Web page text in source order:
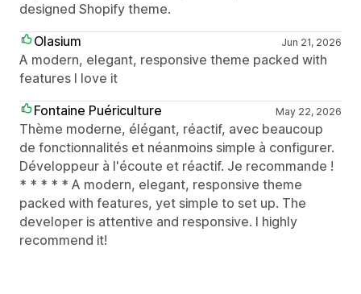
designed Shopify theme.
Olasium
Jun 21, 2026
A modern, elegant, responsive theme packed with
features I love it
Fontaine Puériculture
May 22, 2026
Thème moderne, élégant, réactif, avec beaucoup
de fonctionnalités et néanmoins simple à configurer.
Développeur à l'écoute et réactif. Je recommande !
* * * * * A modern, elegant, responsive theme
packed with features, yet simple to set up. The
developer is attentive and responsive. I highly
recommend it!